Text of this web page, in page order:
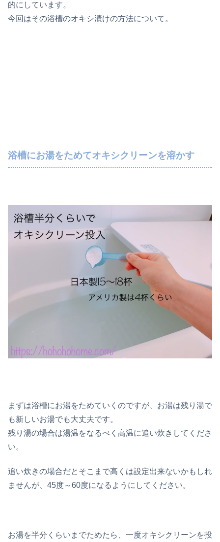
的にしています。
今回はその浴槽のオキシ漬けの方法について。
浴槽にお湯をためてオキシクリーンを溶かす
まずは浴槽にお湯をためていくのですが、お湯は残り湯で
も新しいお湯でも大丈夫です。
残り湯の場合は湯温をなるべく高温に追い炊きしてくださ
い。
追い炊きの場合だとそこまで高くは設定出来ないかもしれ
ませんが、45度～60度になるようにしてください。
お湯を半分くらいまでためたら、一度オキシクリーンを投